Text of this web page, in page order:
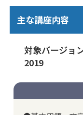
主な講座内容
対象バージョ
2019